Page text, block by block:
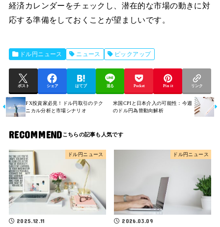
経済カレンダーをチェックし、潜在的な市場の動きに対
応する準備をしておくことが望ましいです。
ドル円ニュース ニュース ピックアップ
ポスト シェア はてブ 送る Pocket Pin it リンク
FX投資家必見！ドル円取引のテク
ニカル分析と市場シナリオ
米国CPIと日本介入の可能性：今週
のドル円為替動向解析
RECOMMEND
ドル円ニュース
2025.12.11
ドル円ニュース
2026.03.09